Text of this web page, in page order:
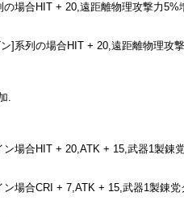
場合HIT + 20,遠距離物理攻撃力
]系列の場合HIT + 20,遠距離物理攻
.
場合HIT + 20,ATK + 15,武器1製錬
場合CRI + 7,ATK + 15,武器1製錬